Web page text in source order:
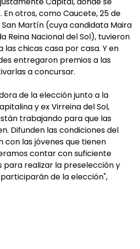
En otros, como Caucete, 25 de
San Martín (cuya candidata Maira
Reina Nacional del Sol), tuvieron
las chicas casa por casa. Y en
entregaron premios a las
a concursar.
de la elección junto a la
y ex Virreina del Sol,
trabajando para que las
Difunden las condiciones del
las jóvenes que tienen
contar con suficiente
para realizar la preselección y
participarán de la elección",